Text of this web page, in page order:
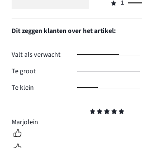
5
Marjolein
aantal
2,
0.
Beoordeling
1,
aantal
reviews
1
Dit zeggen klanten over het artikel:
Valt als verwacht
Te groot
Te klein